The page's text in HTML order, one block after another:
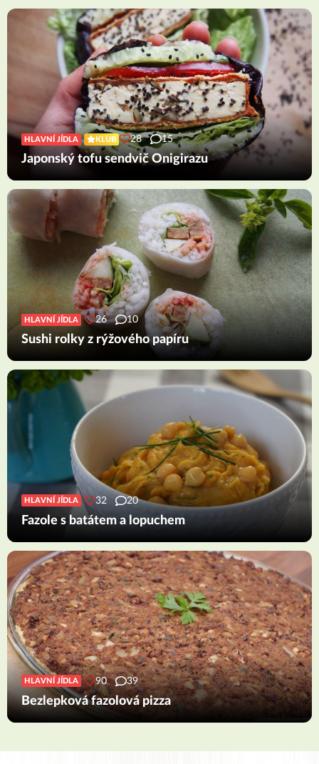
HLAVNÍ JÍDLA KLUB 28 15
Japonský tofu sendvič Onigirazu
HLAVNÍ JÍDLA 26 10
Sushi rolky z rýžového papíru
HLAVNÍ JÍDLA 32 20
Fazole s batátem a lopuchem
HLAVNÍ JÍDLA 90 39
Bezlepková fazolová pizza